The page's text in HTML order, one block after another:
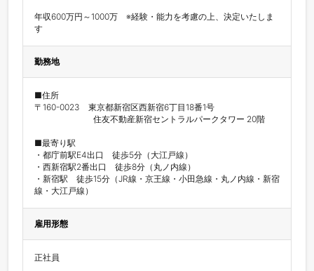
年収600万円～1000万　※経験・能力を考慮の上、決定いたしま
す
勤務地
■住所
〒160-0023　東京都新宿区西新宿6丁目18番1号
住友不動産新宿セントラルパークタワー 20階
■最寄り駅
・都庁前駅E4出口　徒歩5分（大江戸線）
・西新宿駅2番出口　徒歩8分（丸ノ内線）
・新宿駅　徒歩15分（JR線・京王線・小田急線・丸ノ内線・新宿
線・大江戸線）
雇用形態
正社員